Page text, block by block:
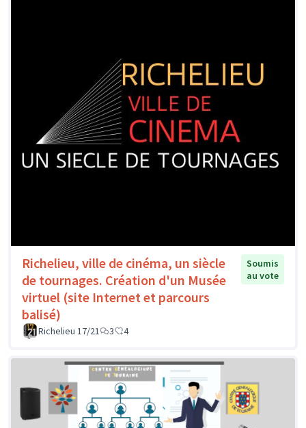
Richelieu, ville de cinéma, un siècle
de tournages. Création d'un Musée
virtuel (site Internet et parcours
balisé)
Soumis
au vote
Richelieu 17/21 3 4